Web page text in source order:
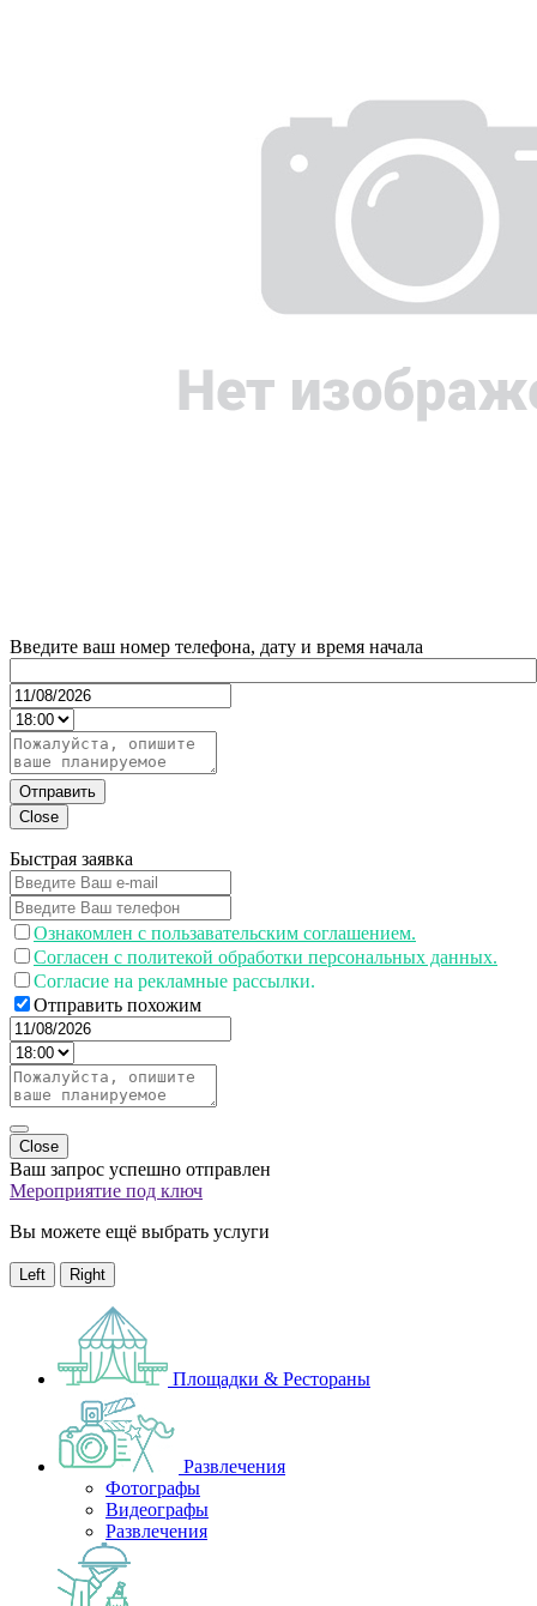
Введите ваш номер телефона, дату и время начала
Отправить
Close
Быстрая заявка
Ознакомлен с пользавательским соглашением.
Согласен с политекой обработки персональных данных.
Согласие на рекламные рассылки.
Отправить похожим
Close
Ваш запрос успешно отправлен
Мероприятие под ключ
Вы можете ещё выбрать услуги
Left Right
Площадки & Рестораны
Развлечения
Фотографы
Видеографы
Развлечения